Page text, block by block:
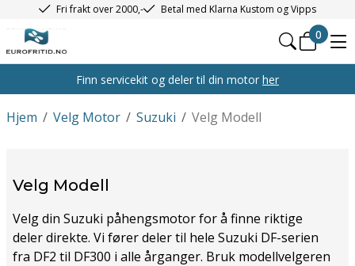
Fri frakt over 2000,- Betal med Klarna Kustom og Vipps
0
Finn servicekit og deler til din motor her
/
Hjem /
Velg Motor /
Suzuki Velg Modell
Velg Modell
Velg din Suzuki påhengsmotor for å finne riktige
deler direkte. Vi fører deler til hele Suzuki DF-serien
fra DF2 til DF300 i alle årganger. Bruk modellvelgeren